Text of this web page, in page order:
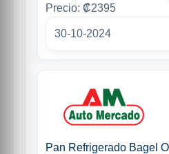
Precio: ₡2395
30-10-2024
Pan Refrigerado Bagel